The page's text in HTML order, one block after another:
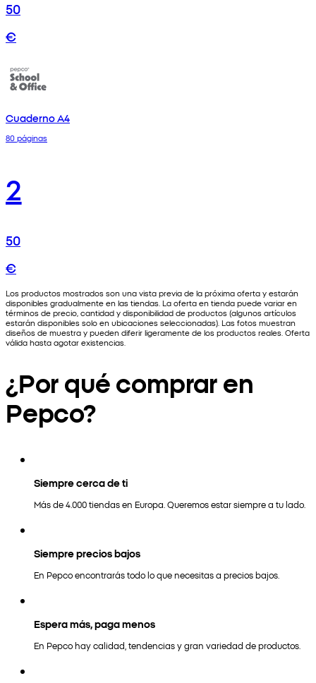
50
€
Cuaderno A4
80 páginas
2
50
€
Los productos mostrados son una vista previa de la próxima oferta y estarán
disponibles gradualmente en las tiendas. La oferta en tienda puede variar en
términos de precio, cantidad y disponibilidad de productos (algunos artículos
estarán disponibles solo en ubicaciones seleccionadas). Las fotos muestran
diseños de muestra y pueden diferir ligeramente de los productos reales. Oferta
válida hasta agotar existencias.
¿Por qué comprar en
Pepco?
Siempre cerca de ti
Más de 4.000 tiendas en Europa. Queremos estar siempre a tu lado.
Siempre precios bajos
En Pepco encontrarás todo lo que necesitas a precios bajos.
Espera más, paga menos
En Pepco hay calidad, tendencias y gran variedad de productos.